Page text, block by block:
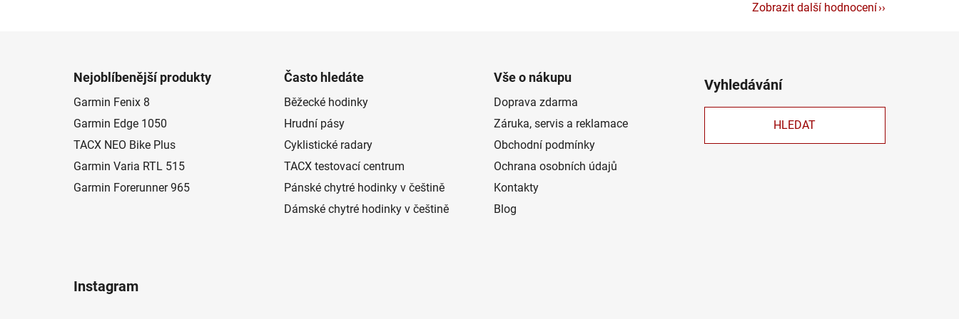
Zobrazit další hodnocení
Nejoblíbenější produkty
Garmin Fenix 8
Garmin Edge 1050
TACX NEO Bike Plus
Garmin Varia RTL 515
Garmin Forerunner 965
Často hledáte
Běžecké hodinky
Hrudní pásy
Cyklistické radary
TACX testovací centrum
Pánské chytré hodinky v češtině
Dámské chytré hodinky v češtině
Vše o nákupu
Doprava zdarma
Záruka, servis a reklamace
Obchodní podmínky
Ochrana osobních údajů
Kontakty
Blog
Vyhledávání
HLEDAT
Instagram